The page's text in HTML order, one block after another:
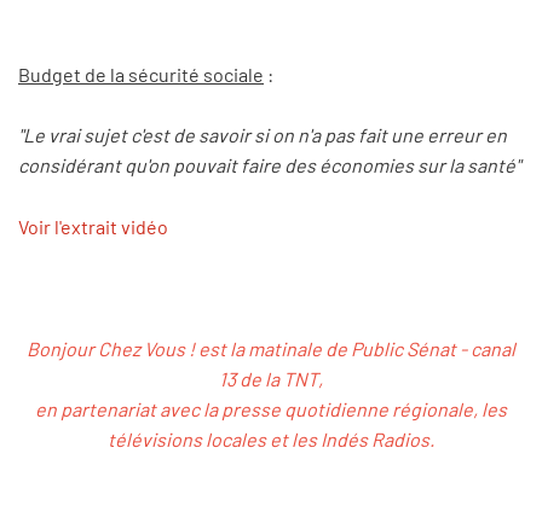
Budget de la sécurité sociale :
"Le vrai sujet c'est de savoir si on n'a pas fait une erreur en
considérant qu'on pouvait faire des économies sur la santé"
Voir l'extrait vidéo
Bonjour Chez Vous ! est la matinale de Public Sénat - canal
13 de la TNT,
en partenariat avec la presse quotidienne régionale, les
télévisions locales et les Indés Radios.